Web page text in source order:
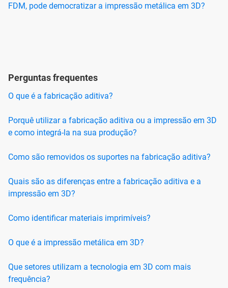
FDM, pode democratizar a impressão metálica em 3D?
Perguntas frequentes
O que é a fabricação aditiva?
Porquê utilizar a fabricação aditiva ou a impressão em 3D
e como integrá-la na sua produção?
Como são removidos os suportes na fabricação aditiva?
Quais são as diferenças entre a fabricação aditiva e a
impressão em 3D?
Como identificar materiais imprimíveis?
O que é a impressão metálica em 3D?
Que setores utilizam a tecnologia em 3D com mais
frequência?